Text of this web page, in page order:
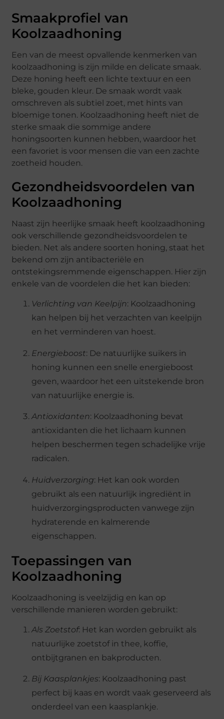
Smaakprofiel van
Koolzaadhoning
Een van de meest opvallende kenmerken van
koolzaadhoning is zijn milde en delicate smaak.
Deze honing heeft een lichte textuur en een
bleke, gouden kleur. De smaak wordt vaak
omschreven als subtiel zoet, met hints van
bloemige tonen. Koolzaadhoning heeft niet de
sterke smaak die sommige andere
honingsoorten kunnen hebben, waardoor het
een favoriet is voor mensen die van een zachte
zoetheid houden.
Gezondheidsvoordelen van
Koolzaadhoning
Naast zijn heerlijke smaak heeft koolzaadhoning
ook verschillende gezondheidsvoordelen te
bieden. Net als andere soorten honing, staat het
bekend om zijn antibacteriële en
ontstekingsremmende eigenschappen. Hier zijn
enkele van de voordelen die het kan bieden:
Verlichting van Keelpijn: Koolzaadhoning
kan helpen bij het verzachten van keelpijn
en het verminderen van hoest.
Energieboost: De natuurlijke suikers in
honing kunnen een snelle energieboost
geven, waardoor het een uitstekende bron
van natuurlijke energie is.
Antioxidanten: Koolzaadhoning bevat
antioxidanten die het lichaam kunnen
helpen beschermen tegen schadelijke vrije
radicalen.
Huidverzorging: Het kan ook worden
gebruikt als een natuurlijk ingrediënt in
huidverzorgingsproducten vanwege zijn
hydraterende en kalmerende
eigenschappen.
Toepassingen van
Koolzaadhoning
Koolzaadhoning is veelzijdig en kan op
verschillende manieren worden gebruikt:
Als Zoetstof: Het kan worden gebruikt als
natuurlijke zoetstof in thee, koffie,
ontbijtgranen en bakproducten.
Bij Kaasplankjes: Koolzaadhoning past
perfect bij kaas en wordt vaak geserveerd als
onderdeel van een kaasplankje.